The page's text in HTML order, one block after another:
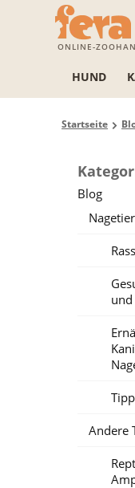
ONLINE-
HUND
Startseite
Blog
Andere